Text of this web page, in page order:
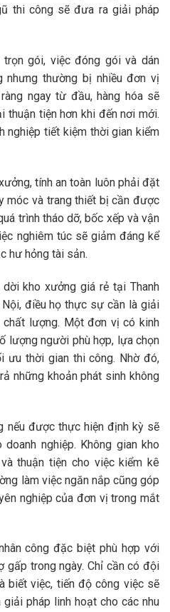
thi công sẽ đưa ra giải pháp
trọn gói, việc đóng gói và dán
nhưng thường bị nhiều đơn vị
ngay từ đầu, hàng hóa sẽ
tiện hơn khi đến nơi mới.
nghiệp tiết kiệm thời gian kiểm
, tính an toàn luôn phải đặt
móc và trang thiết bị cần được
trình tháo dỡ, bốc xếp và vận
nghiêm túc sẽ giảm đáng kể
hư hỏng tài sản.
dời kho xưởng giá rẻ tạiThanh
Nội, điều họ thực sự cần là giải
lượng. Một đơn vị có kinh
lượng người phù hợp, lựa chọn
ưu thời gian thi công. Nhờ đó,
những khoản phát sinh không
nếu được thực hiện định kỳ sẽ
nghiệp. Không gian kho
thuận tiện cho việc kiểm kê
làm việc ngăn nắp cũng góp
nghiệp của đơn vị trong mắt
công đặc biệt phù hợp với
gấp trong ngày. Chỉ cần có đội
biết việc, tiến độ công việc sẽ
pháp linh hoạt cho các nhu